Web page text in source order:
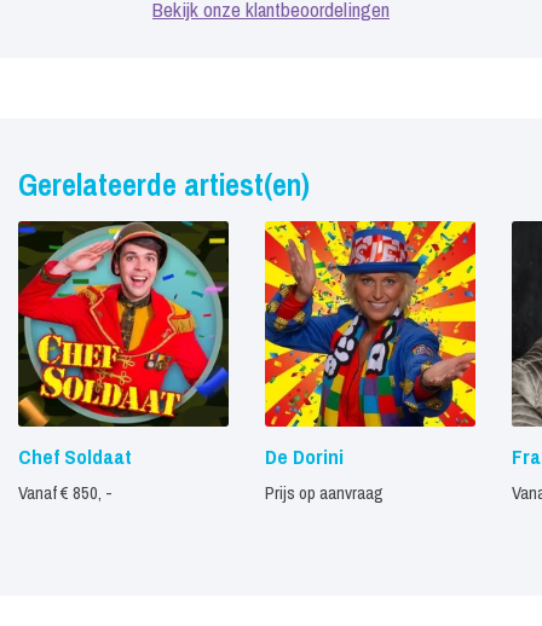
Bekijk onze klantbeoordelingen
Gerelateerde artiest(en)
Chef Soldaat
Vanaf € 850, -
De Dorini
Prijs op aanvraag